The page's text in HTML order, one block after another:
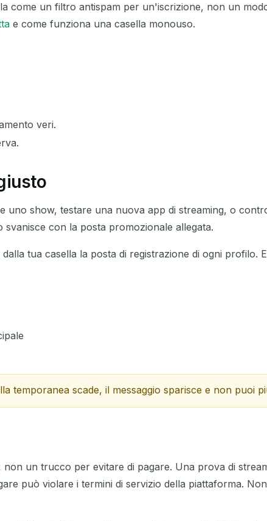
email Aggiorna
in arrivo...
come un filtro antispam per un'iscrizione, non un
e come funziona una casella monouso.
veri.
show, testare una nuova app di streaming, o
con la posta promozionale allegata.
tua casella la posta di registrazione di ogni profilo.
temporanea scade, il messaggio sparisce e non puoi
un trucco per evitare di pagare. Una prova di
può violare i termini di servizio della piattaforma.